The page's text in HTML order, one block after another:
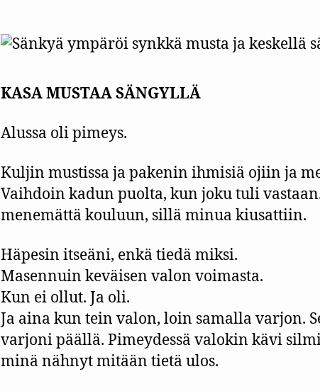
KASA MUSTAA SÄNGYLLÄ
Alussa oli pimeys.
Kuljin mustissa ja pakenin ihmisiä ojiin ja
Vaihdoin kadun puolta, kun joku tuli
menemättä kouluun, sillä minua kiusattiin.
Häpesin itseäni, enkä tiedä miksi.
Masennuin keväisen valon voimasta.
Kun ei ollut. Ja oli.
Ja aina kun tein valon, loin samalla varjon.
varjoni päällä. Pimeydessä valokin kävi
minä nähnyt mitään tietä ulos.